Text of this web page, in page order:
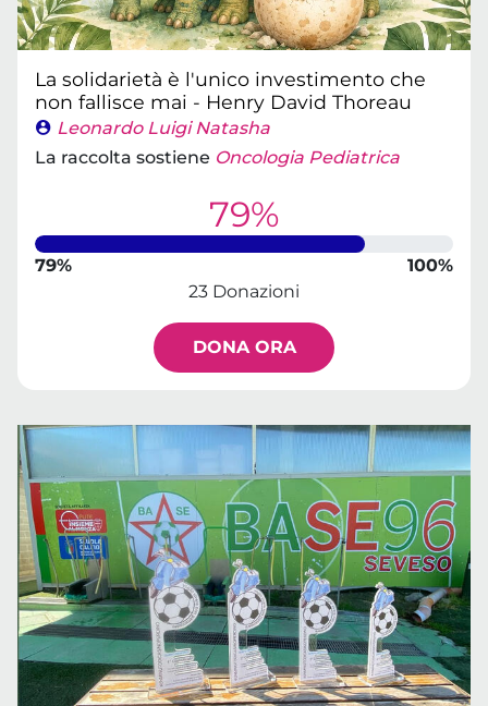
La solidarietà è l'unico investimento che
non fallisce mai - Henry David Thoreau
Leonardo Luigi Natasha
La raccolta sostiene Oncologia Pediatrica
79%
79%
100%
23 Donazioni
DONA ORA